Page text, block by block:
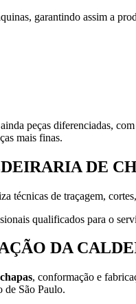
garantindo assim a
peças diferenciadas,
mais finas.
DE
técnicas de traçagem, cortes,
qualificados para o
DA
, conformação e
de São Paulo.